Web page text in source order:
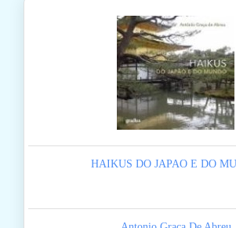
HAIKUS DO JAPAO E DO